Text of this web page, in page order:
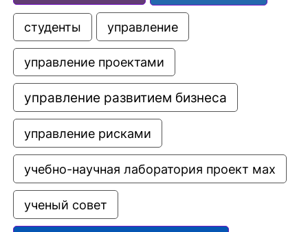
студенты управление
управление проектами
управление развитием бизнеса
управление рисками
учебно-научная лаборатория проект мах
ученый совет